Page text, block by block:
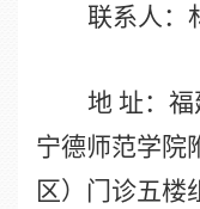
联系人：
地 址：
宁德师范学院
区）门诊五楼